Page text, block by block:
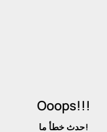
Ooops!!!
حدث خطأ ما!